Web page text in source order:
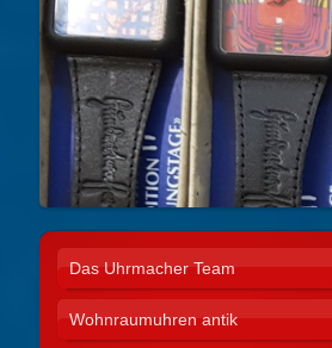
Das Uhrmacher Team
Wohnraumuhren antik